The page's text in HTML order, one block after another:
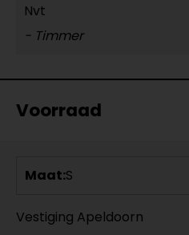
Nvt
- Timmer
Voorraad
Maat:S
Vestiging Apeldoorn